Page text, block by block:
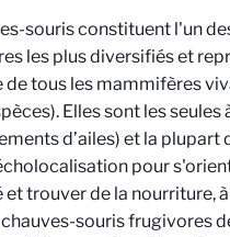
souris constituent l'un
les plus diversifiés et
de tous les mammifères
Elles sont les seules
d’ailes) et la plupart
pour
et trouver de la nourriture,
souris frugivores